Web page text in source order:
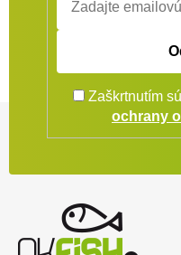
Zaškrtnutím
ochrany